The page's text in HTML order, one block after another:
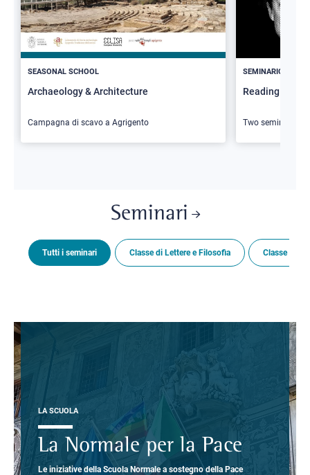
SEASONAL SCHOOL
Archaeology & Architecture
Campagna di scavo a Agrigento
SEMINARIO
Reading
Two seminars
Seminari
Tutti i seminari Classe di Lettere e Filosofia Classe di
LA SCUOLA
La Normale per la Pace
Le iniziative della Scuola Normale a sostegno della Pace